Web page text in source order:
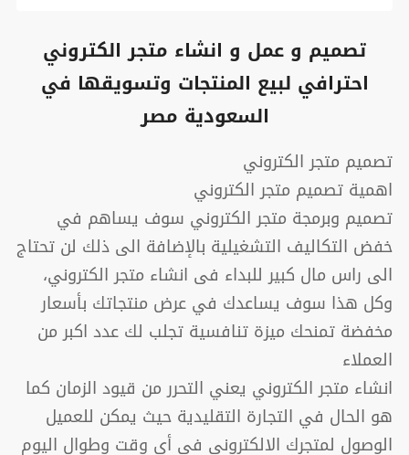
تصميم و عمل و انشاء متجر الكتروني
احترافي لبيع المنتجات وتسويقها في
السعودية مصر
تصميم متجر الكتروني
اهمية تصميم متجر الكتروني
تصميم وبرمجة متجر الكتروني سوف يساهم في
خفض التكاليف التشغيلية بالإضافة الى ذلك لن تحتاج
الى راس مال كبير للبداء فى انشاء متجر الكتروني،
وكل هذا سوف يساعدك في عرض منتجاتك بأسعار
مخفضة تمنحك ميزة تنافسية تجلب لك عدد اكبر من
العملاء
انشاء متجر الكتروني يعني التحرر من قيود الزمان كما
هو الحال في التجارة التقليدية حيث يمكن للعميل
الوصول لمتجرك الالكتروني في أي وقت وطوال اليوم